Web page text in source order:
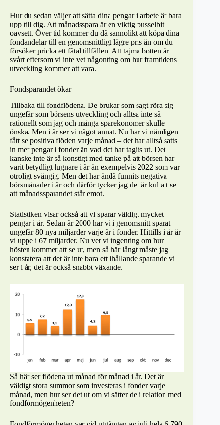
Hur du sedan väljer att sätta dina pengar i arbete är bara
upp till dig. Att månadsspara är en viktig pusselbit
oavsett. Över tid kommer du då sannolikt att köpa dina
fondandelar till en genomsnittligt lägre pris än om du
försöker pricka ett fåtal tillfällen. Att tajma botten är
svårt eftersom vi inte vet någonting om hur framtidens
utveckling kommer att vara.
Fondsparandet ökar
Tillbaka till fondflödena. De brukar som sagt röra sig
ungefär som börsens utveckling och alltså inte så
rationellt som jag och många sparekonomer skulle
önska. Men i år ser vi något annat. Nu har vi nämligen
fått se positiva flöden varje månad – det har alltså satts
in mer pengar i fonder än vad det har tagits ut. Det
kanske inte är så konstigt med tanke på att börsen har
varit betydligt lugnare i år än exempelvis 2022 som var
otroligt svängig. Men det har ändå funnits negativa
börsmånader i år och därför tycker jag det är kul att se
att månadssparandet står emot.
Statistiken visar också att vi sparar väldigt mycket
pengar i år. Sedan år 2000 har vi i genomsnitt sparat
ungefär 80 nya miljarder varje år i fonder. Hittills i år är
vi uppe i 67 miljarder. Nu vet vi ingenting om hur
hösten kommer att se ut, men så här långt måste jag
konstatera att det är inte bara ett ihållande sparande vi
ser i år, det är också snabbt växande.
Så här ser flödena ut månad för månad i år. Det är
väldigt stora summor som investeras i fonder varje
månad, men hur ser det ut om vi sätter de i relation med
fondförmögenheten?